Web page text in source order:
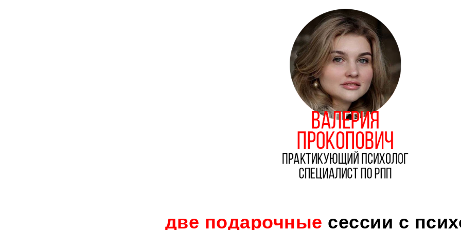
две подарочные сессии с